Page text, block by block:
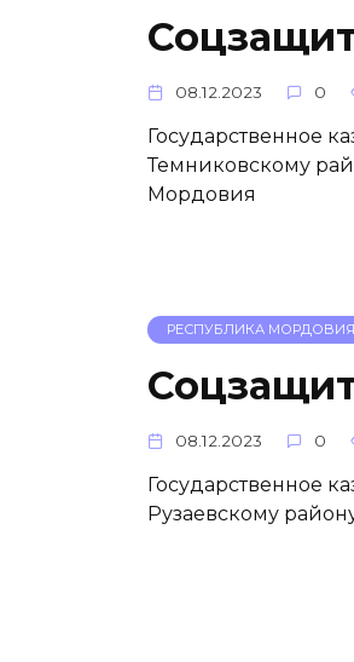
08.12.2023 0
Государственное
Темниковскому
Мордовия
РЕСПУБЛИКА МОРДОВИЯ
08.12.2023 0
Государственное
Рузаевскому